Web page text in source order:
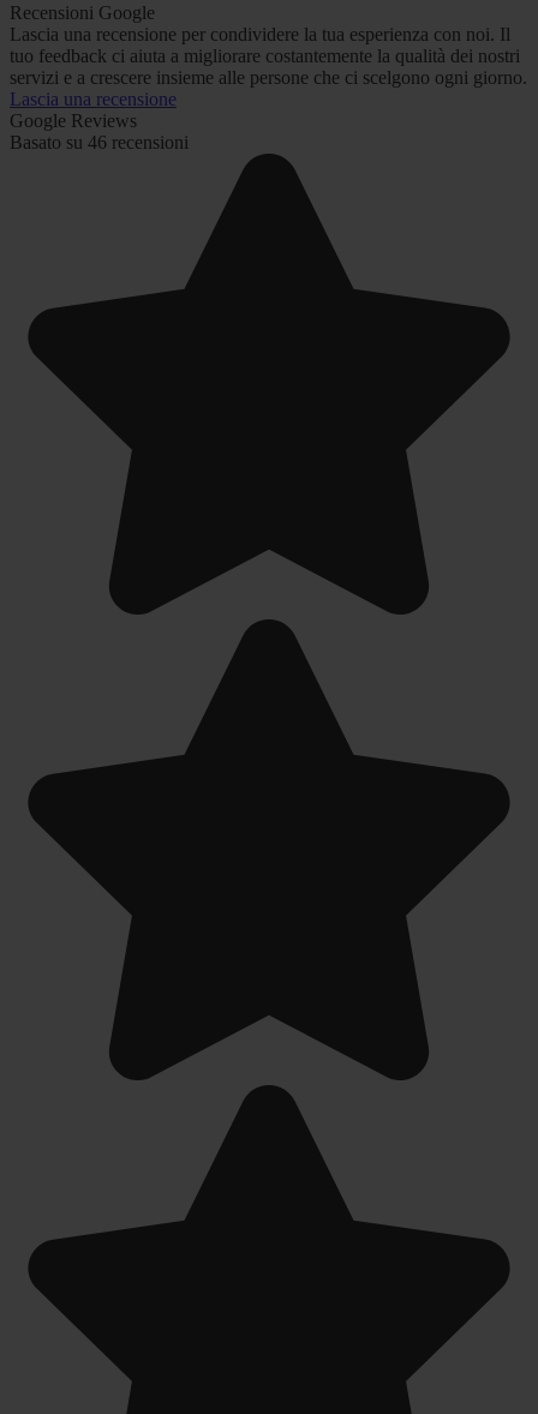
Recensioni Google
Lascia una recensione per condividere la tua esperienza con noi. Il
tuo feedback ci aiuta a migliorare costantemente la qualità dei nostri
servizi e a crescere insieme alle persone che ci scelgono ogni giorno.
Lascia una recensione
Google Reviews
Basato su 46 recensioni